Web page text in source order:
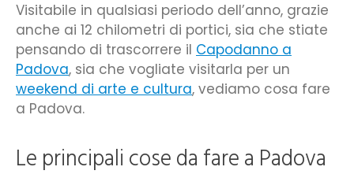
Visitabile in qualsiasi periodo dell’anno, grazie
anche ai 12 chilometri di portici, sia che stiate
pensando di trascorrere il Capodanno a
Padova, sia che vogliate visitarla per un
weekend di arte e cultura, vediamo cosa fare
a Padova.
Le principali cose da fare a Padova